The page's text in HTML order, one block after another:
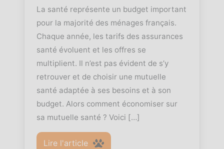
La santé représente un budget important
pour la majorité des ménages français.
Chaque année, les tarifs des assurances
santé évoluent et les offres se
multiplient. Il n’est pas évident de s’y
retrouver et de choisir une mutuelle
santé adaptée à ses besoins et à son
budget. Alors comment économiser sur
sa mutuelle santé ? Voici […]
Lire l'article